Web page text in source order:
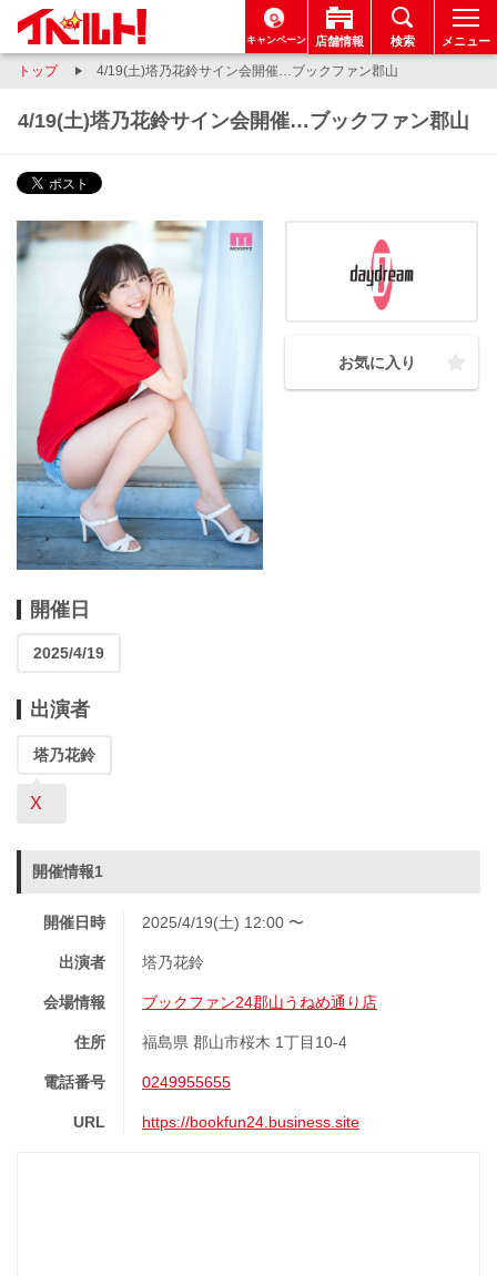
キャンペーン 店舗情報 検索 メニュー
トップ 4/19(土)塔乃花鈴サイン会開催…ブックファン郡山
4/19(土)塔乃花鈴サイン会開催…ブックファン郡山
お気に入り
開催日
2025/4/19
出演者
塔乃花鈴
X
開催情報1
開催日時 2025/4/19(土) 12:00 〜
出演者 塔乃花鈴
会場情報 ブックファン24郡山うねめ通り店
住所 福島県 郡山市桜木 1丁目10-4
電話番号 0249955655
URL https://bookfun24.business.site